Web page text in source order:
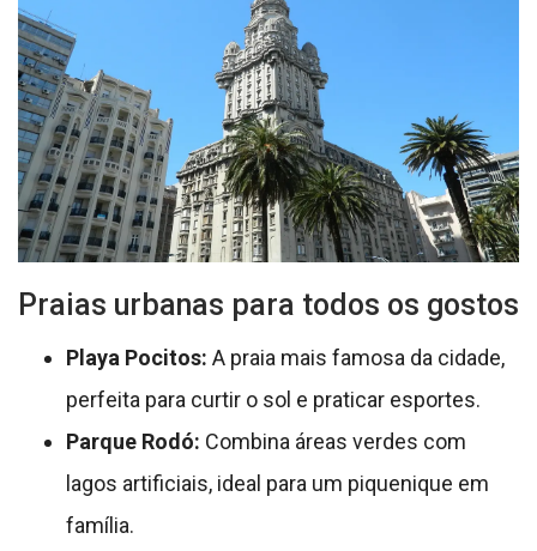
Praias urbanas para todos os gostos
Playa Pocitos: A praia mais famosa da cidade,
perfeita para curtir o sol e praticar esportes.
Parque Rodó: Combina áreas verdes com
lagos artificiais, ideal para um piquenique em
família.